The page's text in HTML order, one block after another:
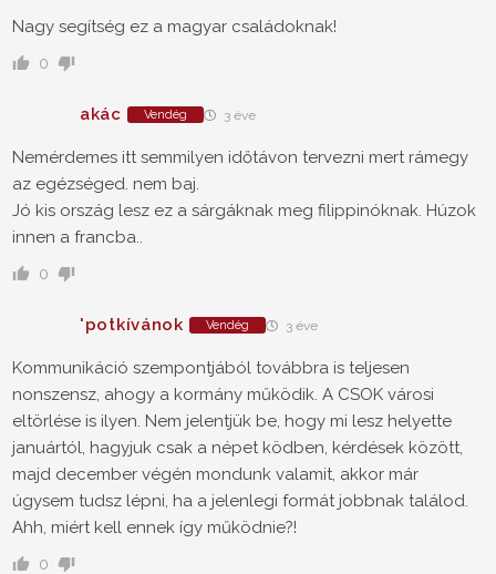
Nagy segítség ez a magyar családoknak!
0
akác Vendég 3 éve
Nemérdemes itt semmilyen időtávon tervezni mert rámegy
az egézséged. nem baj.
Jó kis ország lesz ez a sárgáknak meg filippinóknak. Húzok
innen a francba..
0
'potkívánok Vendég 3 éve
Kommunikáció szempontjából továbbra is teljesen
nonszensz, ahogy a kormány működik. A CSOK városi
eltörlése is ilyen. Nem jelentjük be, hogy mi lesz helyette
januártól, hagyjuk csak a népet ködben, kérdések között,
majd december végén mondunk valamit, akkor már
úgysem tudsz lépni, ha a jelenlegi formát jobbnak találod.
Ahh, miért kell ennek így működnie?!
0